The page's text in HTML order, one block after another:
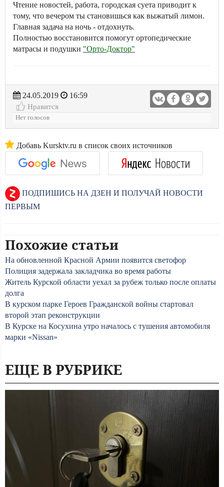
Чтение новостей, работа, городская суета приводит к
тому, что вечером ты становишься как выжатый лимон.
Главная задача на ночь - отдохнуть.
Полностью восстановится помогут ортопедические
матрасы и подушки "Орто-Доктор"
24.05.2019
16:59
Нравится
Нет голосов
Добавь Kursktv.ru в список своих источников
ПОДПИШИСЬ НА ДЗЕН И ПОЛУЧАЙ НОВОСТИ
ПЕРВЫМ
Похожие статьи
На обновленной Красной Армии появится светофор
Полиция задержала закладчика во время работы
Житель Курской области уехал за рубеж только после оплаты
долга
В курском парке Героев Гражданской войны стартовал
второй этап реконструкции
В Курске на Косухина утро началось с тушения автомобиля
марки «Nissan»
ЕЩЕ В РУБРИКЕ